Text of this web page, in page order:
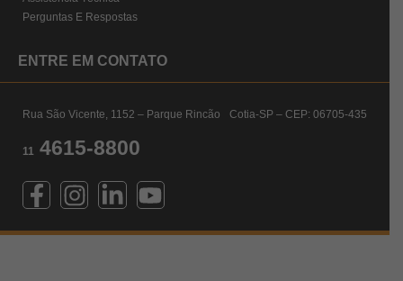
Perguntas E Respostas
ENTRE EM CONTATO
Rua São Vicente, 1152 – Parque Rincão Cotia-SP – CEP: 06705-435
11 4615-8800